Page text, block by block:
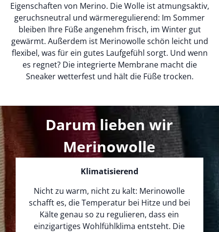
Eigenschaften von Merino. Die Wolle ist atmungsaktiv,
geruchsneutral und wärmeregulierend: Im Sommer
bleiben Ihre Füße angenehm frisch, im Winter gut
gewärmt. Außerdem ist Merinowolle schön leicht und
flexibel, was für ein gutes Laufgefühl sorgt. Und wenn
es regnet? Die integrierte Membrane macht die
Sneaker wetterfest und hält die Füße trocken.
Darum lieben wir
Merinowolle
Klimatisierend
Nicht zu warm, nicht zu kalt: Merinowolle
schafft es, die Temperatur bei Hitze und bei
Kälte genau so zu regulieren, dass ein
einzigartiges Wohlfühlklima entsteht. Die